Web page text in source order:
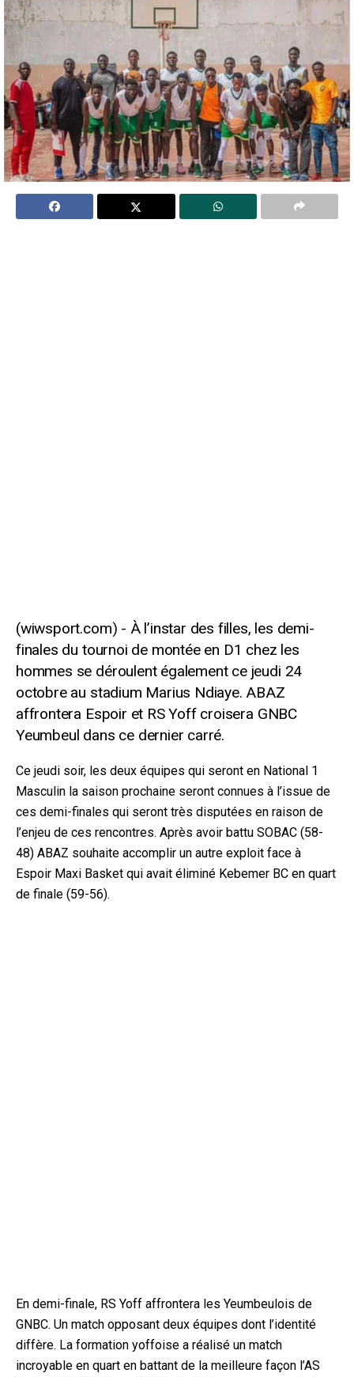
À l’instar des filles, les demi-
finales du tournoi de montée en D1 chez les
hommes se déroulent également ce jeudi 24
octobre au stadium Marius Ndiaye. ABAZ
affrontera Espoir et RS Yoff croisera GNBC
Yeumbeul dans ce dernier carré.
Ce jeudi soir, les deux équipes qui seront en National 1
Masculin la saison prochaine seront connues à l’issue de
ces demi-finales qui seront très disputées en raison de
l’enjeu de ces rencontres. Après avoir battu SOBAC (58-
48) ABAZ souhaite accomplir un autre exploit face à
Espoir Maxi Basket qui avait éliminé Kebemer BC en quart
de finale (59-56).
En demi-finale, RS Yoff affrontera les Yeumbeulois de
GNBC. Un match opposant deux équipes dont l’identité
diffère. La formation yoffoise a réalisé un match
incroyable en quart en battant de la meilleure façon l’AS